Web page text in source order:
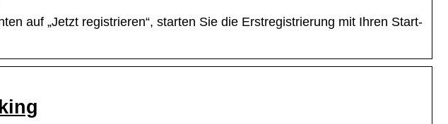
auf „Jetzt registrieren“, starten Sie die Erstregistrierung mit Ihren Start-